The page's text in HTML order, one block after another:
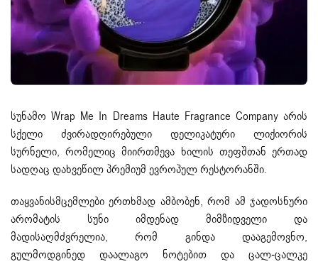
სუნამო Wrap Me In Dreams Haute Fragrance Company არის
სქელი ძვირადღირებული დელიკატური ლიქიორის
სურნელი, რომელიც მიირთმევა ხილის თეფშთან ერთად
სადღაც დახვეწილ პრემიუმ ევროპულ რესტორანში.
თაყვანისმცემლები ერთხმად ამბობენ, რომ ამ ჯადოსნური
არომატის სუნი იმდენად მიმზიდველი და
მადისაღმძვრელია, რომ გინდა დააგემოვნო,
გულმოდგინედ დაალაგო ნოტებით და ცალ-ცალკე